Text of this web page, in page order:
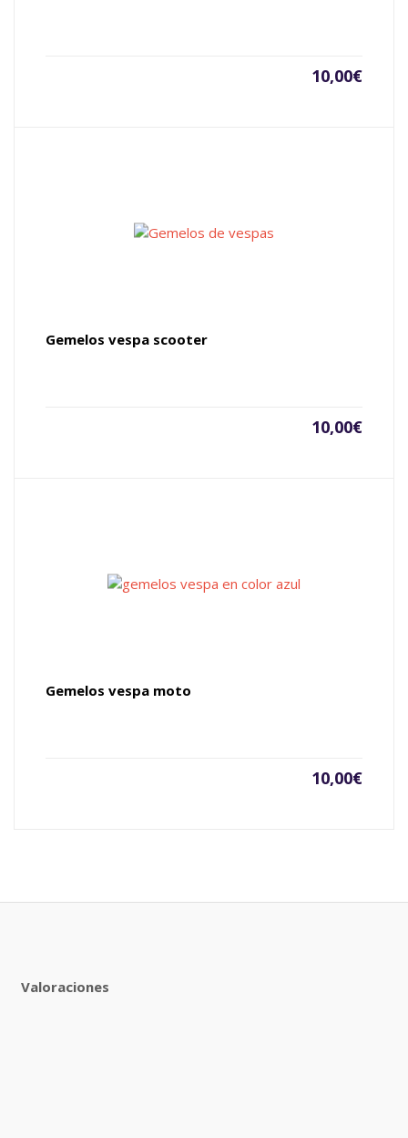
10,00€
Gemelos vespa scooter
10,00€
Gemelos vespa moto
10,00€
Valoraciones